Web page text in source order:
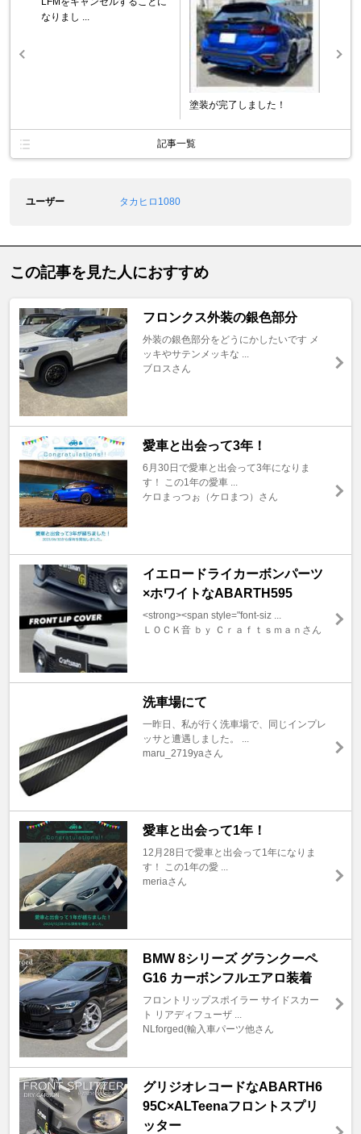
なりまし ...
塗装が完了しました！
記事一覧
ユーザー タカヒロ1080
この記事を見た人におすすめ
フロンクス外装の銀色部分
外装の銀色部分をどうにかしたいです メ
ッキやサテンメッキな ...
ブロスさん
愛車と出会って3年！
6月30日で愛車と出会って3年になりま
す！ この1年の愛車 ...
ケロまっつぉ（ケロまつ）さん
イエロードライカーボンパーツ
×ホワイトなABARTH595
<strong><span style="font-siz ...
ＬＯＣＫ音 ｂｙ Ｃｒａｆｔｓｍａｎさん
洗車場にて
一昨日、私が行く洗車場で、同じインプレ
ッサと遭遇しました。 ...
maru_2719yaさん
愛車と出会って1年！
12月28日で愛車と出会って1年になりま
す！ この1年の愛 ...
meriaさん
BMW 8シリーズ グランクーペ
G16 カーボンフルエアロ装着
フロントリップスポイラー サイドスカー
ト リアディフューザ ...
NLforged(輸入車パーツ他さん
グリジオレコードなABARTH6
95C×ALTeenaフロントスプリ
ッター